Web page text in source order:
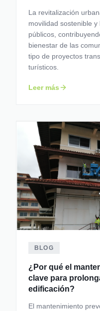
La revitalización
movilidad sostenible
públicos,
bienestar de las
tipo de proyectos
turísticos.
Leer más
BLOG
¿Por qué el
clave para
edificación?
El mantenimiento